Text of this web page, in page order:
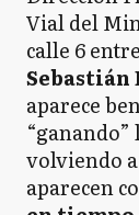
Vial del
calle 6
Sebastián
aparece
volviendo
aparecen